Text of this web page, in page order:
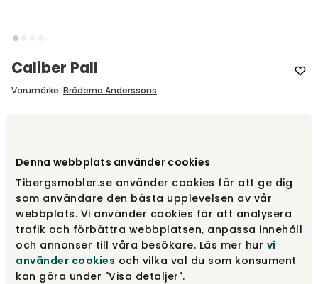
Denna webbplats använder cookies
Tibergsmobler.se använder cookies för att ge dig
som användare den bästa upplevelsen av vår
webbplats. Vi använder cookies för att analysera
trafik och förbättra webbplatsen, anpassa innehåll
och annonser till våra besökare. Läs mer hur vi
använder cookies och vilka val du som konsument
kan göra under "Visa detaljer".
Caliber Pall
Varumärke: Bröderna Anderssons
Gör dina val
fr.5 690 kr
Gör dina val